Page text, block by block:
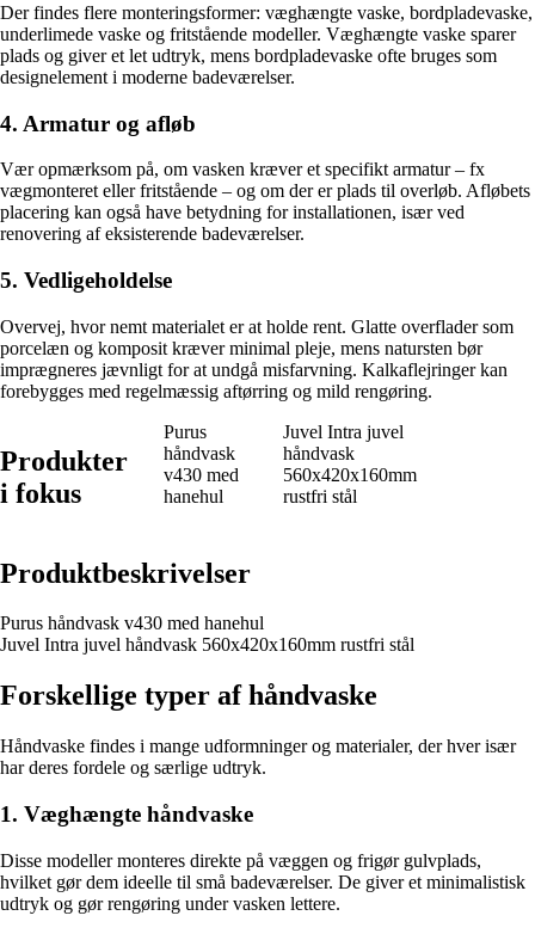
Der findes flere monteringsformer: væghængte vaske, bordpladevaske,
underlimede vaske og fritstående modeller. Væghængte vaske sparer
plads og giver et let udtryk, mens bordpladevaske ofte bruges som
designelement i moderne badeværelser.
4. Armatur og afløb
Vær opmærksom på, om vasken kræver et specifikt armatur – fx
vægmonteret eller fritstående – og om der er plads til overløb. Afløbets
placering kan også have betydning for installationen, især ved
renovering af eksisterende badeværelser.
5. Vedligeholdelse
Overvej, hvor nemt materialet er at holde rent. Glatte overflader som
porcelæn og komposit kræver minimal pleje, mens natursten bør
imprægneres jævnligt for at undgå misfarvning. Kalkaflejringer kan
forebygges med regelmæssig aftørring og mild rengøring.
Produkter
i fokus
Purus
håndvask
v430 med
hanehul
Juvel Intra juvel
håndvask
560x420x160mm
rustfri stål
Produktbeskrivelser
Purus håndvask v430 med hanehul
Juvel Intra juvel håndvask 560x420x160mm rustfri stål
Forskellige typer af håndvaske
Håndvaske findes i mange udformninger og materialer, der hver især
har deres fordele og særlige udtryk.
1. Væghængte håndvaske
Disse modeller monteres direkte på væggen og frigør gulvplads,
hvilket gør dem ideelle til små badeværelser. De giver et minimalistisk
udtryk og gør rengøring under vasken lettere.